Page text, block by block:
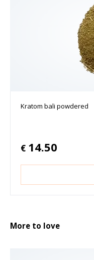
Kratom bali powdered
€ 14.50
More to love